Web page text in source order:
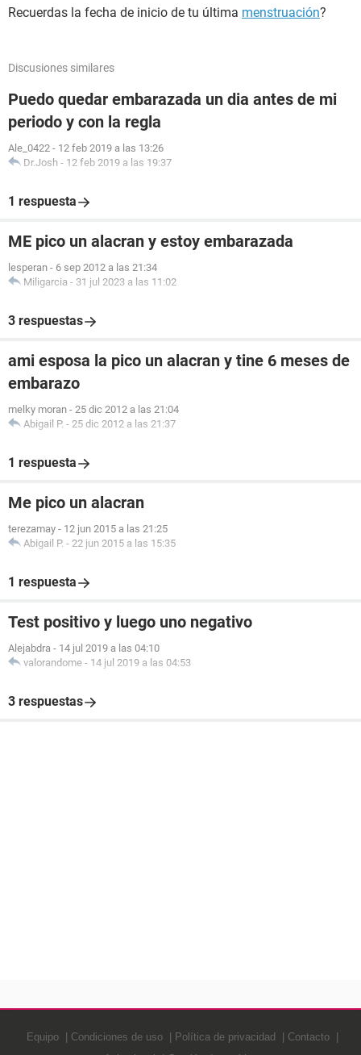
Recuerdas la fecha de inicio de tu última menstruación?
Discusiones similares
Puedo quedar embarazada un dia antes de mi
periodo y con la regla
Ale_0422 - 12 feb 2019 a las 13:26
Dr.Josh - 12 feb 2019 a las 19:37
1 respuesta
ME pico un alacran y estoy embarazada
lesperan - 6 sep 2012 a las 21:34
Miligarcia - 31 jul 2023 a las 11:02
3 respuestas
ami esposa la pico un alacran y tine 6 meses de
embarazo
melky moran - 25 dic 2012 a las 21:04
Abigail P. - 25 dic 2012 a las 21:37
1 respuesta
Me pico un alacran
terezamay - 12 jun 2015 a las 21:25
Abigail P. - 22 jun 2015 a las 15:35
1 respuesta
Test positivo y luego uno negativo
Alejabdra - 14 jul 2019 a las 04:10
valorandome - 14 jul 2019 a las 04:53
3 respuestas
Equipo Condiciones de uso Política de privacidad
Contacto